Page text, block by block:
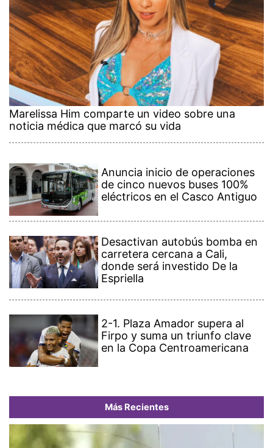
Marelissa Him comparte un video sobre una
noticia médica que marcó su vida
Anuncia inicio de operaciones
de cinco nuevos buses 100%
eléctricos en el Casco Antiguo
Desactivan autobús bomba en
carretera cercana a Cali,
donde será investido De la
Espriella
2-1. Plaza Amador supera al
Firpo y suma un triunfo clave
en la Copa Centroamericana
Más Recientes